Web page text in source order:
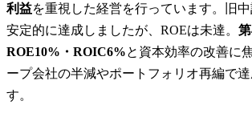
利益を重視した経営を行っています。旧
安定的に達成しましたが、ROEは未達。
ROE10%・ROIC6%と資本効率の改善に
ープ会社の半減やポートフォリオ再編で
す。